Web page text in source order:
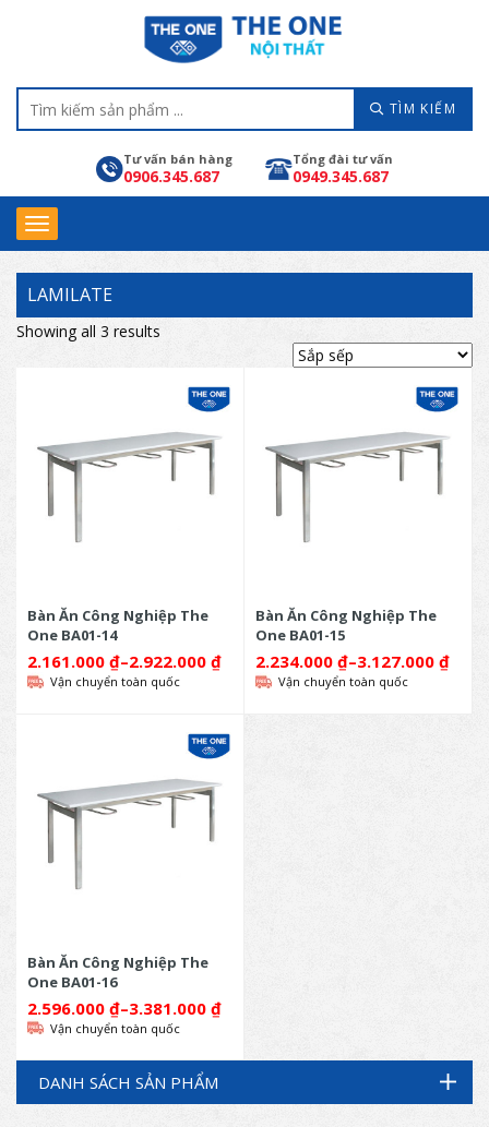
TÌM KIẾM
Tư vấn bán hàng
0906.345.687
Tổng đài tư vấn
0949.345.687
LAMILATE
Showing all 3 results
Bàn Ăn Công Nghiệp The
One BA01-14
2.161.000 ₫–2.922.000 ₫
Vận chuyển toàn quốc
Bàn Ăn Công Nghiệp The
One BA01-15
2.234.000 ₫–3.127.000 ₫
Vận chuyển toàn quốc
Bàn Ăn Công Nghiệp The
One BA01-16
2.596.000 ₫–3.381.000 ₫
Vận chuyển toàn quốc
DANH SÁCH SẢN PHẨM